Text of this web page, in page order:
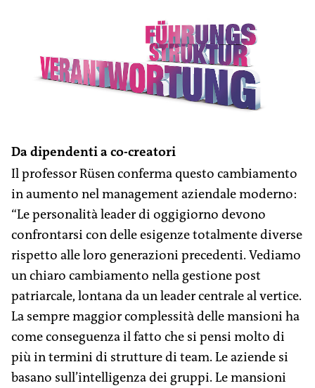
Da dipendenti a co-creatori
Il professor Rüsen conferma questo cambiamento
in aumento nel management aziendale moderno:
“Le personalità leader di oggigiorno devono
confrontarsi con delle esigenze totalmente diverse
rispetto alle loro generazioni precedenti. Vediamo
un chiaro cambiamento nella gestione post
patriarcale, lontana da un leader centrale al vertice.
La sempre maggior complessità delle mansioni ha
come conseguenza il fatto che si pensi molto di
più in termini di strutture di team. Le aziende si
basano sull’intelligenza dei gruppi. Le mansioni